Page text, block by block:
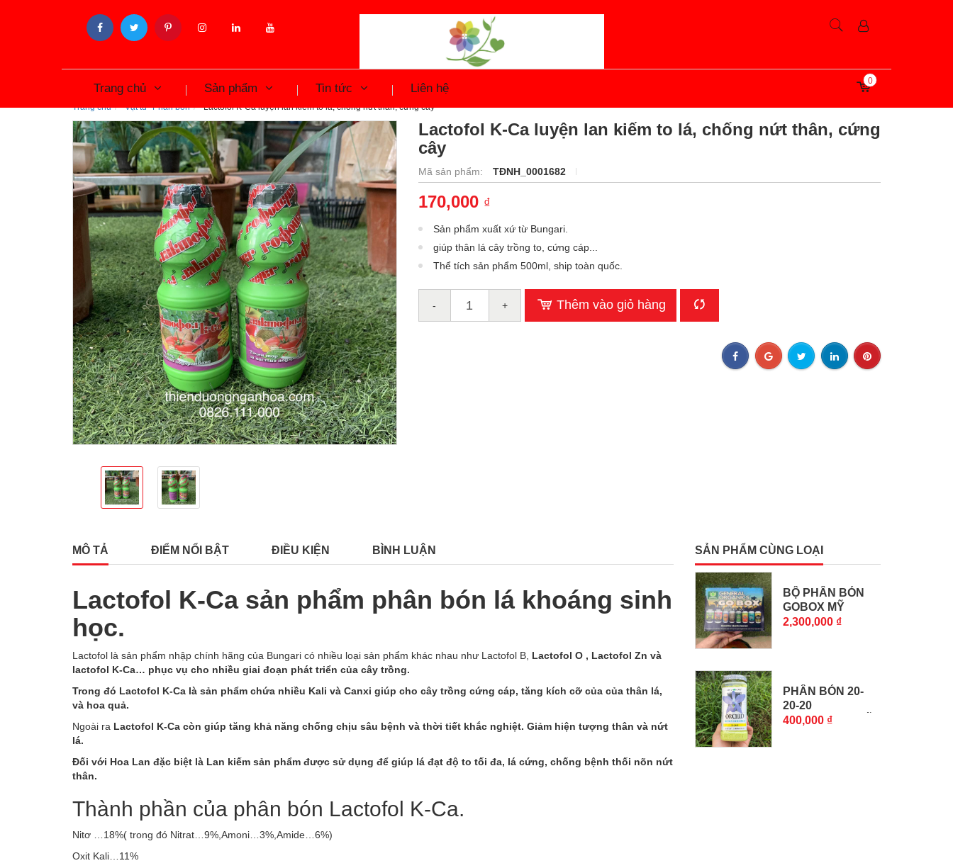
Trang chủ Sản phẩm Tin tức Liên hệ
0
Trang chủ Vật tư- Phân bón Lactofol K-Ca luyện lan kiếm to lá, chống nứt thân, cứng cây
Lactofol K-Ca luyện lan kiếm to lá, chống nứt thân, cứng
cây
Mã sản phẩm: TĐNH_0001682
170,000 ₫
Sản phẩm xuất xứ từ Bungari.
giúp thân lá cây trồng to, cứng cáp...
Thể tích sản phẩm 500ml, ship toàn quốc.
- + Thêm vào giỏ hàng
MÔ TẢ ĐIỂM NỔI BẬT ĐIỀU KIỆN BÌNH LUẬN
Lactofol K-Ca sản phẩm phân bón lá khoáng sinh
học.
Lactofol là sản phẩm nhập chính hãng của Bungari có nhiều loại sản phẩm khác nhau như Lactofol B, Lactofol O , Lactofol Zn và
lactofol K-Ca… phục vụ cho nhiều giai đoạn phát triển của cây trồng.
Trong đó Lactofol K-Ca là sản phẩm chứa nhiều Kali và Canxi giúp cho cây trồng cứng cáp, tăng kích cỡ của của thân lá,
và hoa quả.
Ngoài ra Lactofol K-Ca còn giúp tăng khả năng chống chịu sâu bệnh và thời tiết khắc nghiệt. Giảm hiện tượng thân và nứt
lá.
Đối với Hoa Lan đặc biệt là Lan kiếm sản phẩm được sử dụng để giúp lá đạt độ to tối đa, lá cứng, chống bệnh thối nõn nứt
thân.
Thành phần của phân bón Lactofol K-Ca.
Nitơ …18%( trong đó Nitrat…9%,Amoni…3%,Amide…6%)
Oxit Kali…11%
SẢN PHẨM CÙNG LOẠI
BỘ PHÂN BÓN
GOBOX MỸ
8CHAI CHO...
2,300,000 ₫
PHÂN BÓN 20-
20-20
GROWMORE MỸ
400,000 ₫